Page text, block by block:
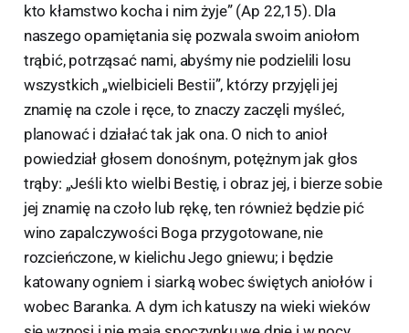
kto kłamstwo kocha i nim żyje” (Ap 22,15). Dla
naszego opamiętania się pozwala swoim aniołom
trąbić, potrząsać nami, abyśmy nie podzielili losu
wszystkich „wielbicieli Bestii”, którzy przyjęli jej
znamię na czole i ręce, to znaczy zaczęli myśleć,
planować i działać tak jak ona. O nich to anioł
powiedział głosem donośnym, potężnym jak głos
trąby: „Jeśli kto wielbi Bestię, i obraz jej, i bierze sobie
jej znamię na czoło lub rękę, ten również będzie pić
wino zapalczywości Boga przygotowane, nie
rozcieńczone, w kielichu Jego gniewu; i będzie
katowany ogniem i siarką wobec świętych aniołów i
wobec Baranka. A dym ich katuszy na wieki wieków